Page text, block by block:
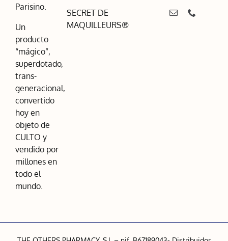
Parisino.
Un
producto
“mágico”,
superdotado,
trans-
generacional,
convertido
hoy en
objeto de
CULTO y
vendido por
millones en
todo el
mundo.
SECRET DE
MAQUILLEURS®